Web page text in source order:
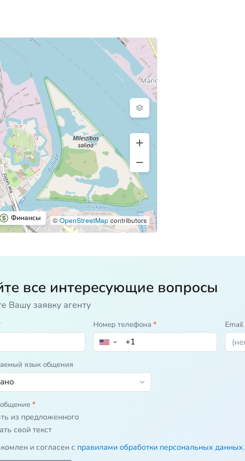
Финансы © OpenStreetMap contributors
все интересующие вопросы
Вашу заявку агенту
Номер телефона*
▼
Email
язык общения
*
из предложенного
свой текст
и согласен с правилами обработки персональных данных.